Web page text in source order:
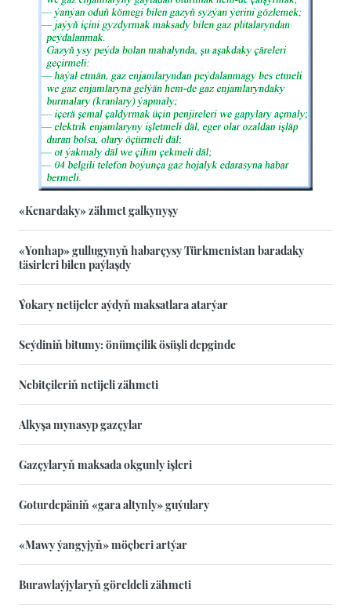
«Kenardaky» zähmet galkynyşy
«Yonhap» gullugynyň habarçysy Türkmenistan baradaky
täsirleri bilen paýlaşdy
Ýokary netijeler aýdyň maksatlara atarýar
Seýdiniň bitumy: önümçilik ösüşli depginde
Nebitçileriň netijeli zähmeti
Alkyşa mynasyp gazçylar
Gazçylaryň maksada okgunly işleri
Goturdepäniň «gara altynly» guýulary
«Mawy ýangyjyň» möçberi artýar
Burawlaýjylaryň göreldeli zähmeti